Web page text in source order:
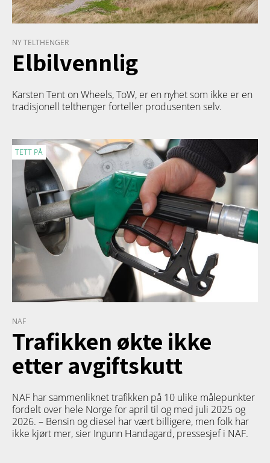
NY TELTHENGER
Elbilvennlig
Karsten Tent on Wheels, ToW, er en nyhet som ikke er en
tradisjonell telthenger forteller produsenten selv.
TETT PÅ
NAF
Trafikken økte ikke
etter avgiftskutt
NAF har sammenliknet trafikken på 10 ulike målepunkter
fordelt over hele Norge for april til og med juli 2025 og
2026. – Bensin og diesel har vært billigere, men folk har
ikke kjørt mer, sier Ingunn Handagard, pressesjef i NAF.